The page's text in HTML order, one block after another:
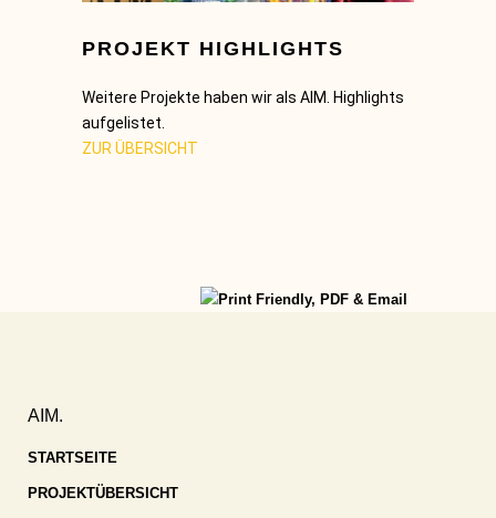
PROJEKT HIGHLIGHTS
Weitere Projekte haben wir als AIM. Highlights
aufgelistet.
ZUR ÜBERSICHT
AIM.
STARTSEITE
PROJEKTÜBERSICHT